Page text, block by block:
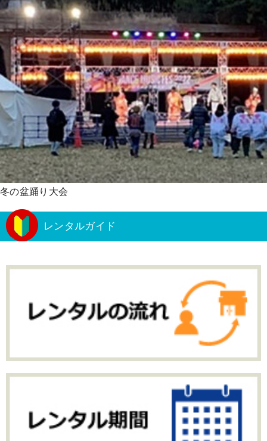
冬の盆踊り大会
レンタルガイド